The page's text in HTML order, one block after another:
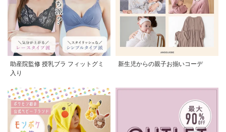
助産院監修 授乳ブラ フィットグミ
入り
新生児からの親子お揃いコーデ